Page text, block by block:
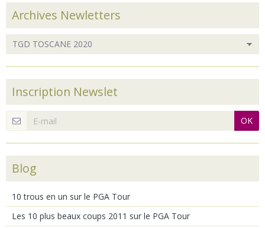
Archives Newletters
Inscription Newslet
OK
Blog
10 trous en un sur le PGA Tour
Les 10 plus beaux coups 2011 sur le PGA Tour